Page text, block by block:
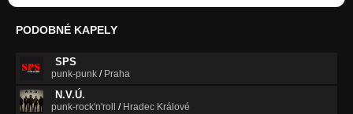
Aquarko
Nezařazeno
Labute
Nezařazeno
PODOBNÉ KAPELY
SPS
punk-punk / Praha
N.V.Ú.
punk-rock'n'roll / Hradec Králové